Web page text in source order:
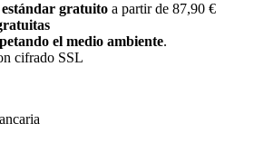
gratuito a partir de 87,90 €
el medio ambiente.
cifrado SSL